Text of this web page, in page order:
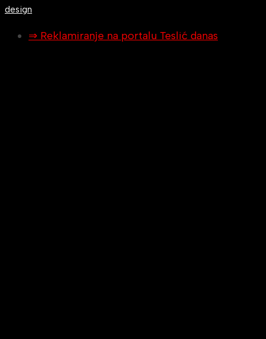
design
⇒ Reklamiranje na portalu Teslić danas